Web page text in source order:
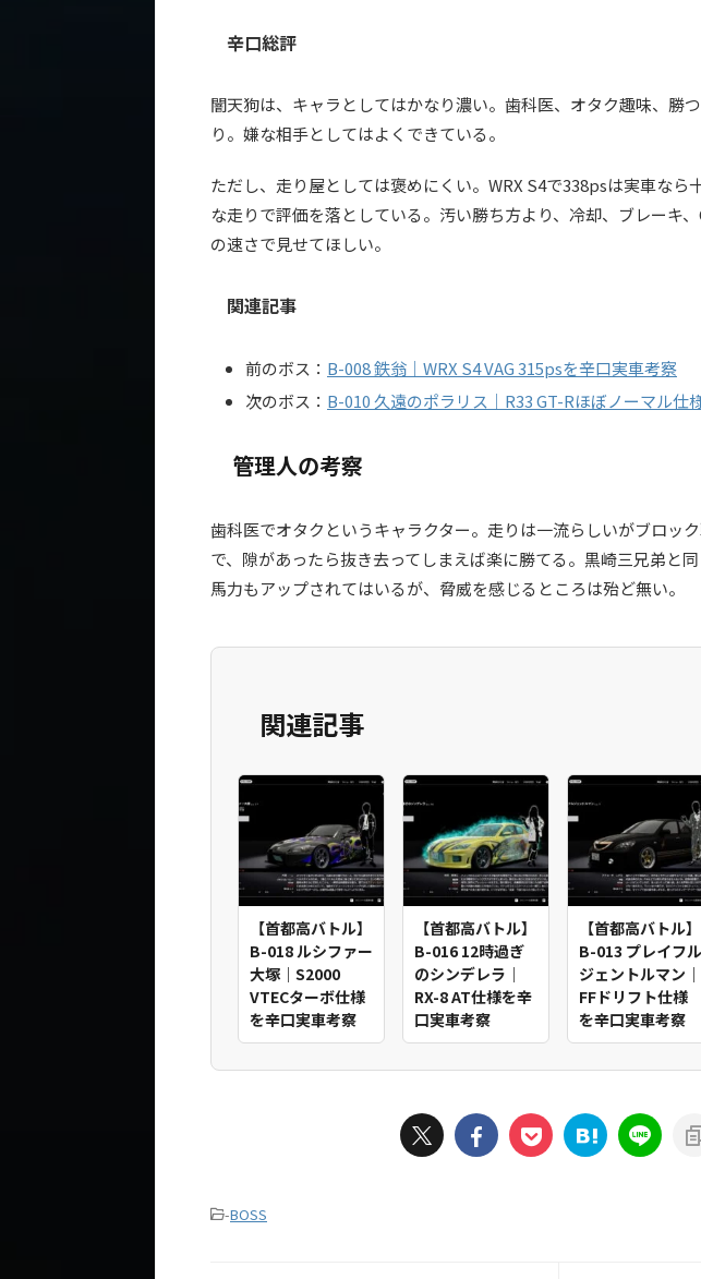
辛口総評
闇天狗は、キャラとしてはかなり濃い。歯科医、オタク趣味、勝
り。嫌な相手としてはよくできている。
ただし、走り屋としては褒めにくい。WRX S4で338psは実車なら
な走りで評価を落としている。汚い勝ち方より、冷却、ブレーキ
の速さで見せてほしい。
関連記事
前のボス： B-008 鉄翁｜WRX S4 VAG 315psを辛口実車考察
次のボス： B-010 久遠のポラリス｜R33 GT-Rほぼノーマル仕
管理人の考察
歯科医でオタクというキャラクター。走りは一流らしいがブロッ
で、隙があったら抜き去ってしまえば楽に勝てる。黒崎三兄弟と
馬力もアップされてはいるが、脅威を感じるところは殆ど無い。
関連記事
【首都高バトル】
B-018 ルシファー
大塚｜S2000
VTECターボ仕様
を辛口実車考察
【首都高バトル】
B-016 12時過ぎ
のシンデレラ｜
RX-8 AT仕様を辛
口実車考察
【首都高バトル】
B-013 プレイフル
ジェントルマン｜
FFドリフト仕様
を辛口実車考察
-BOSS